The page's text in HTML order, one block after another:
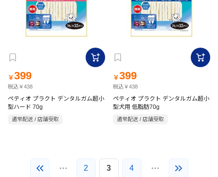
￥399
税込￥438
ペティオ プラクト デンタルガム超小
型ハード 70g
通常配送 / 店舗受取
￥399
税込￥438
ペティオ プラクト デンタルガム超小
型犬用 低脂肪70g
通常配送 / 店舗受取
2 3 4